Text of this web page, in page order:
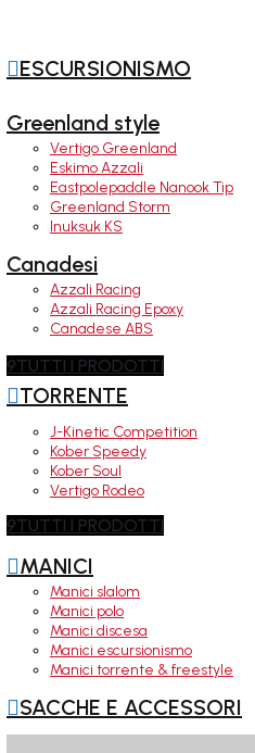
ESCURSIONISMO
Greenland style
Vertigo Greenland
Eskimo Azzali
Eastpolepaddle Nanook Tip
Greenland Storm
Inuksuk KS
Canadesi
Azzali Racing
Azzali Racing Epoxy
Canadese ABS
9TUTTI I PRODOTTI
TORRENTE
J-Kinetic Competition
Kober Speedy
Kober Soul
Vertigo Rodeo
9TUTTI I PRODOTTI
MANICI
Manici slalom
Manici polo
Manici discesa
Manici escursionismo
Manici torrente & freestyle
SACCHE E ACCESSORI